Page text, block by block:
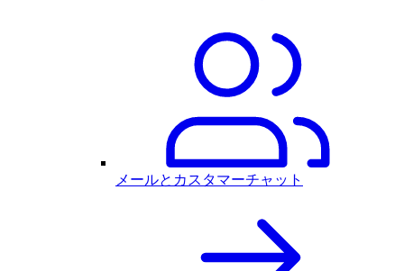
メールとカスタマーチャット